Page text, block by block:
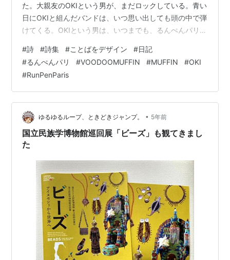
た。大親友のOKIという男が、まだロックしている。青い
日にOKIと組んだバンドは、いつ思い出しても頭の中で弾
けてくる。OKIという男は、いつまでも、るんぺんパリを
#詩 #詩集 #ことばをデザイン #日記
#るんぺんパリ #VOODOOMUFFIN #MUFFIN #OKI
#RunPenParis
ゆるゆるループ、ときどきジャンプ。 • 5年前
国立民族学博物館巡回展「ビーズ」も観てきまし
た